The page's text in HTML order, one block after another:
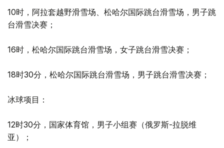
10时，阿拉套越野滑雪场、松哈尔国际跳台滑雪场，男子跳
台滑雪决赛；
16时，松哈尔国际跳台滑雪场，女子跳台滑雪决赛；
18时30分，松哈尔国际跳台滑雪场，男子跳台滑雪决赛；
冰球项目：
12时30分，国家体育馆，男子小组赛（俄罗斯-拉脱维
亚）；